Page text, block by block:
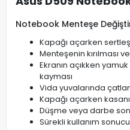
Notebook Menteşe
Kapağı açarken
Menteşenin kırılması
Ekranın açıkken
kayması
Vida yuvalarında
Kapağı açarken
Düşme veya darbe
Sürekli kullanım